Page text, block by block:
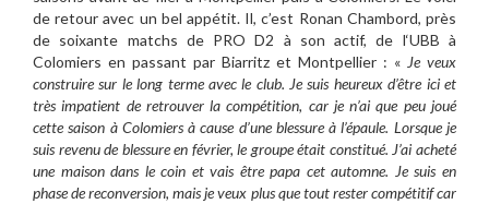
de retour avec un bel appétit. Il, c’est Ronan Chambord, près
de soixante matchs de PRO D2 à son actif, de l‘UBB à
Colomiers en passant par Biarritz et Montpellier : « Je veux
construire sur le long terme avec le club. Je suis heureux d’être ici et
très impatient de retrouver la compétition, car je n’ai que peu joué
cette saison à Colomiers à cause d’une blessure à l’épaule. Lorsque je
suis revenu de blessure en février, le groupe était constitué. J’ai acheté
une maison dans le coin et vais être papa cet automne. Je suis en
phase de reconversion, mais je veux plus que tout rester compétitif car